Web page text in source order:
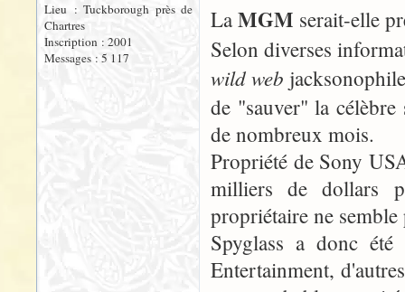
Lieu : Tuckborough près de
Chartres
Inscription : 2001
Messages : 5 117
La MGM serait-elle
Selon diverses
wild web
de "sauver" la
de nombreux mois.
Propriété de Sony
milliers de dollars
propriétaire ne
Spyglass a donc
Entertainment,